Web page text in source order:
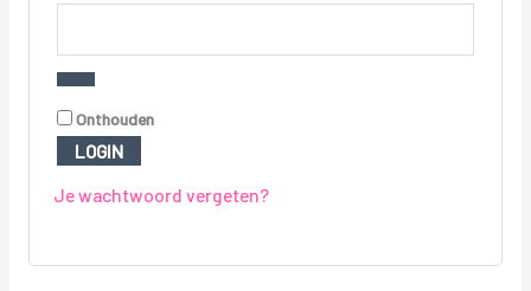
Onthouden
LOGIN
Je wachtwoord vergeten?